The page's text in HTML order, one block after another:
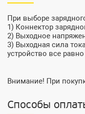
При выборе
1) Коннектор
2) Выходное
3) Выходная сила
устройство все
Внимание! При
Способы